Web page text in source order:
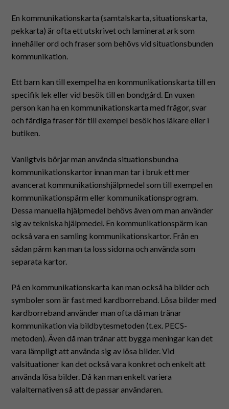
In English
En kommunikationskarta (samtalskarta, situationskarta,
pekkarta) är ofta ett utskrivet och laminerat ark som
innehåller ord och fraser som behövs vid situationsbunden
kommunikation.
Ett barn kan till exempel ha en kommunikationskarta till en
specifik lek eller vid besök till en bondgård. En vuxen
person kan ha en kommunikationskarta med frågor, svar
och färdiga fraser för till exempel besök hos läkare eller i
butiken.
Vanligtvis börjar man använda situationsbundna
kommunikationskartor innan man tar i bruk ett mer
avancerat kommunikationshjälpmedel som till exempel en
kommunikationspärm eller kommunikationsprogram.
Dessa manuella hjälpmedel behövs även om man använder
sig av tekniska hjälpmedel. En kommunikationspärm kan
också vara en samling kommunikationskartor. Från en
sådan pärm kan man ta loss sidorna och använda som
separata kartor.
På en kommunikationskarta kan man också ha bilder och
symboler som är fast med kardborreband. Lösa bilder med
kardborreband använder man ofta då man tränar
kommunikation via bildbytesmetoden (t.ex. PECS-
metoden). Även då man tränar att bygga meningar kan det
vara lämpligt att använda sig av lösa bilder. Vid
valsituationer kan det också vara konkret och enkelt att
använda lösa bilder. Då kan man enkelt variera
valalternativen så att de passar användaren.